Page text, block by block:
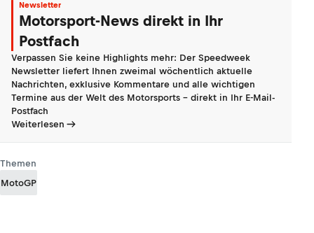
Newsletter
Motorsport-News direkt in Ihr
Postfach
Verpassen Sie keine Highlights mehr: Der Speedweek
Newsletter liefert Ihnen zweimal wöchentlich aktuelle
Nachrichten, exklusive Kommentare und alle wichtigen
Termine aus der Welt des Motorsports - direkt in Ihr E-Mail-
Postfach
Weiterlesen
Themen
MotoGP